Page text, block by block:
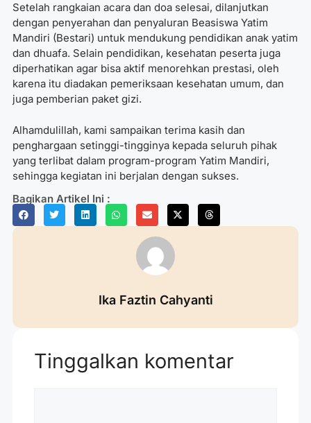
Setelah rangkaian acara dan doa selesai, dilanjutkan
dengan penyerahan dan penyaluran Beasiswa Yatim
Mandiri (Bestari) untuk mendukung pendidikan anak yatim
dan dhuafa. Selain pendidikan, kesehatan peserta juga
diperhatikan agar bisa aktif menorehkan prestasi, oleh
karena itu diadakan pemeriksaan kesehatan umum, dan
juga pemberian paket gizi.
Alhamdulillah, kami sampaikan terima kasih dan
penghargaan setinggi-tingginya kepada seluruh pihak
yang terlibat dalam program-program Yatim Mandiri,
sehingga kegiatan ini berjalan dengan sukses.
Bagikan Artikel Ini :
Ika Faztin Cahyanti
Tinggalkan komentar